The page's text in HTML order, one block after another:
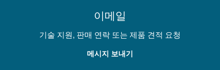
이메일
기술 지원, 판매 연락 또는 제품 견적 요청
메시지 보내기